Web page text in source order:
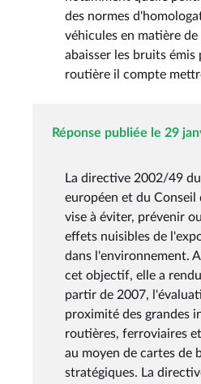
des normes
véhicules en matière
abaisser les bruits
routière il compte
Réponse publiée le 29
La directive 2002/49
européen et du
vise à éviter, prévenir
effets nuisibles de
dans l'environnement.
cet objectif, elle a
partir de 2007,
proximité des grandes
routières, ferroviaires
au moyen de cartes de
stratégiques. La